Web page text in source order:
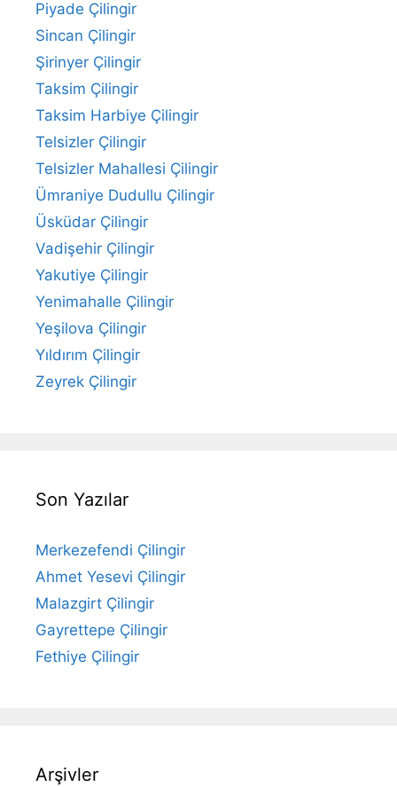
Piyade Çilingir
Sincan Çilingir
Şirinyer Çilingir
Taksim Çilingir
Taksim Harbiye Çilingir
Telsizler Çilingir
Telsizler Mahallesi Çilingir
Ümraniye Dudullu Çilingir
Üsküdar Çilingir
Vadişehir Çilingir
Yakutiye Çilingir
Yenimahalle Çilingir
Yeşilova Çilingir
Yıldırım Çilingir
Zeyrek Çilingir
Son Yazılar
Merkezefendi Çilingir
Ahmet Yesevi Çilingir
Malazgirt Çilingir
Gayrettepe Çilingir
Fethiye Çilingir
Arşivler